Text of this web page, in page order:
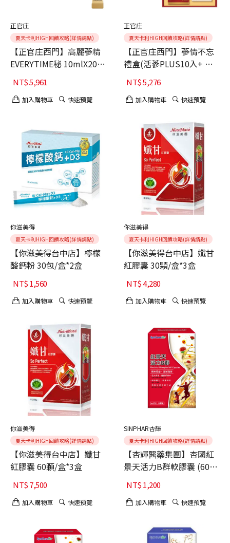
正官庄
夏天卡利HIGH回饋攻略(詳情請點)
【正官庄西門】高麗蔘精
EVERYTIME秘 10mlX20入
*6盒 $5961
NT$5,961
加入購物車 快速預覽
正官庄
夏天卡利HIGH回饋攻略(詳情請點)
【正官庄西門】蔘情不忘
禮盒(活蔘PLUS10入+ 野
櫻莓10入)*4 $5276
NT$5,276
加入購物車 快速預覽
你滋美得
夏天卡利HIGH回饋攻略(詳情請點)
【你滋美得台中店】檸檬
酸鈣粉 30包/盒*2盒
NT$1,560
加入購物車 快速預覽
你滋美得
夏天卡利HIGH回饋攻略(詳情請點)
【你滋美得台中店】孅甘
紅膠囊 30顆/盒*3盒
NT$4,280
加入購物車 快速預覽
你滋美得
夏天卡利HIGH回饋攻略(詳情請點)
【你滋美得台中店】孅甘
紅膠囊 60顆/盒*3盒
NT$7,500
加入購物車 快速預覽
SINPHAR杏輝
夏天卡利HIGH回饋攻略(詳情請點)
【杏輝醫藥集團】杏國紅
景天活力B群軟膠囊 (60
顆/盒)
NT$1,200
加入購物車 快速預覽